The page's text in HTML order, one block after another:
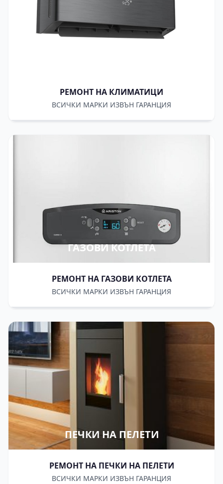
РЕМОНТ НА КЛИМАТИЦИ
ВСИЧКИ МАРКИ ИЗВЪН ГАРАНЦИЯ
ГАЗОВИ КОТЛЕТА
РЕМОНТ НА ГАЗОВИ КОТЛЕТА
ВСИЧКИ МАРКИ ИЗВЪН ГАРАНЦИЯ
ПЕЧКИ НА ПЕЛЕТИ
РЕМОНТ НА ПЕЧКИ НА ПЕЛЕТИ
ВСИЧКИ МАРКИ ИЗВЪН ГАРАНЦИЯ